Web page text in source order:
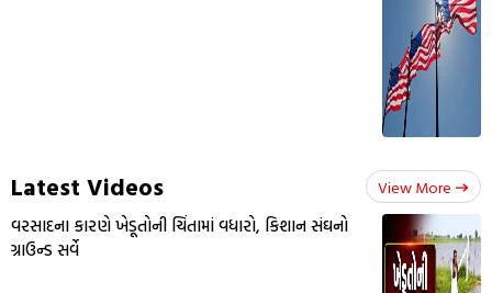
Latest Videos View More
વરસાદના કારણે ખેડૂતોની ચિંતામાં વધારો, કિશાન સંઘનો
ગ્રાઉન્ડ સર્વે